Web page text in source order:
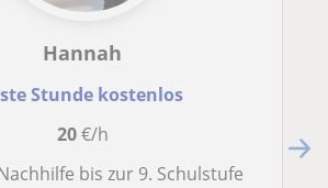
Hannah
Stunde kostenlos
20€/h
Nachhilfe bis zur 9. Schulstufe